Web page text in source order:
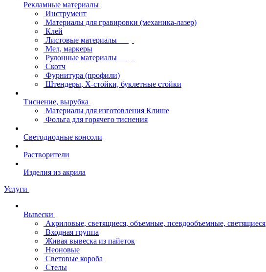
Рекламные материалы
Инструмент
Материалы для гравировки (механика-лазер)
Клей
Листовые материалы
Мел, маркеры
Рулонные материалы
Скотч
Фурнитура (профили)
Штендеры, Х-стойки, буклетные стойки
Тиснение, вырубка
Материалы для изготовления Клише
Фольга для горячего тиснения
Светодиодные консоли
Растворители
Изделия из акрила
Услуги
Вывески
Акриловые, светящиеся, объемные, псевдообъемные, светящиеся
Входная группа
Живая вывеска из пайеток
Неоновые
Световые короба
Стелы